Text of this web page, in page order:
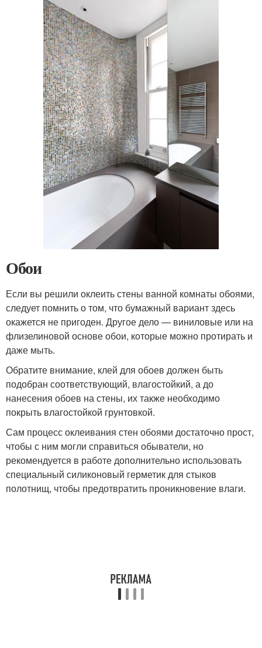
Обои
Если вы решили оклеить стены ванной комнаты обоями,
следует помнить о том, что бумажный вариант здесь
окажется не пригоден. Другое дело — виниловые или на
флизелиновой основе обои, которые можно протирать и
даже мыть.
Обратите внимание, клей для обоев должен быть
подобран соответствующий, влагостойкий, а до
нанесения обоев на стены, их также необходимо
покрыть влагостойкой грунтовкой.
Сам процесс оклеивания стен обоями достаточно прост,
чтобы с ним могли справиться обыватели, но
рекомендуется в работе дополнительно использовать
специальный силиконовый герметик для стыков
полотнищ, чтобы предотвратить проникновение влаги.